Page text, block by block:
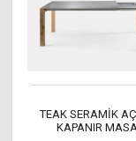
TEAK SERAMİK
KAPANIR